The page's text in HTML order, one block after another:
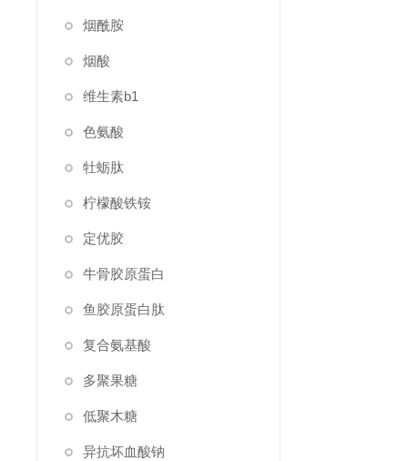
烟酰胺
烟酸
维生素b1
色氨酸
牡蛎肽
柠檬酸铁铵
定优胶
牛骨胶原蛋白
鱼胶原蛋白肽
复合氨基酸
多聚果糖
低聚木糖
异抗坏血酸钠